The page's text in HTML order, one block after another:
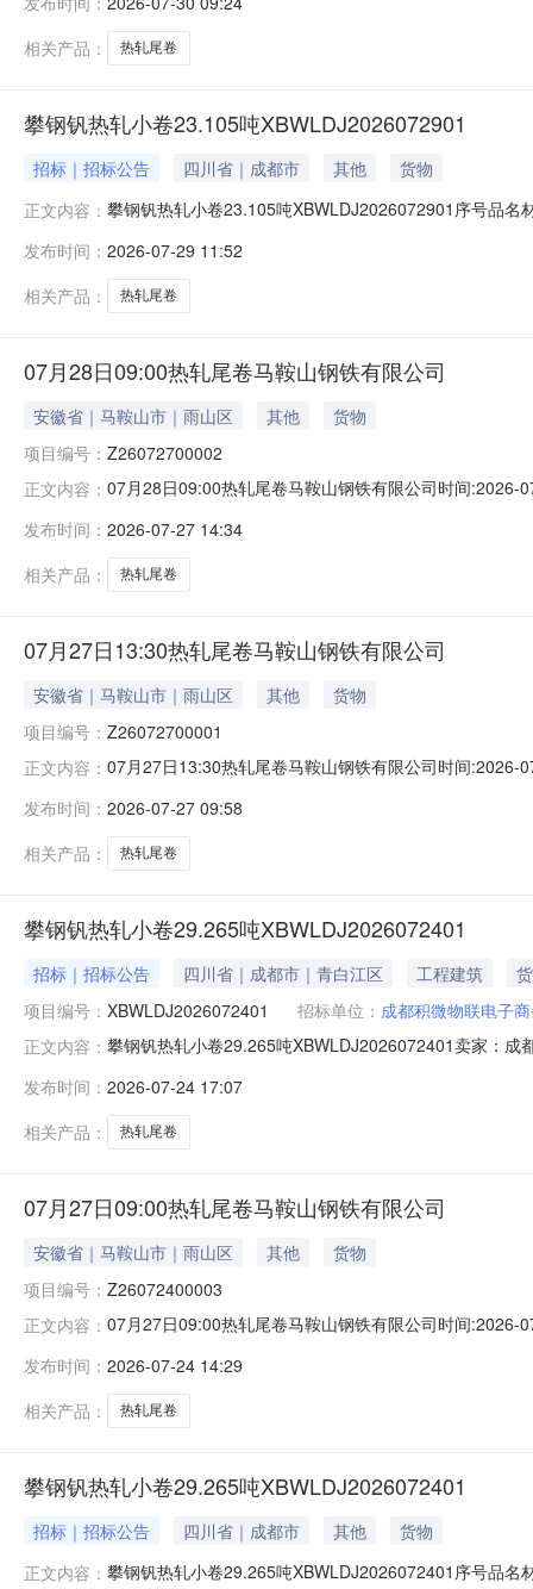
1/2.22折边(因非计划产品的特殊性，可能存在与描述不
相关产品：
热轧尾卷
攀钢钒热轧小卷23.105吨XBWLDJ2026072901
招标｜招标公告 四川省｜成都市 其他
货物
正文内容： 攀钢钒热轧小卷23.105吨XBWLDJ2026072901序号品
卷）PWB1.8*1250*C攀钢钒1/2.215折边(因非计划产品
发布时间： 2026-07-29 11:52
相关产品：
热轧尾卷
07月28日09:00热轧尾卷马鞍山钢铁有限公司
安徽省｜马鞍山市｜雨山区 其他
货物
项目编号： Z26072700002
正文内容： 07月28日09:00热轧尾卷马鞍山钢铁有限公司时间
保证金：￥1,700.00元交易保证金：￥1,700.00元竞价
发布时间： 2026-07-27 14:34
相关产品：
热轧尾卷
07月27日13:30热轧尾卷马鞍山钢铁有限公司
安徽省｜马鞍山市｜雨山区 其他
货物
项目编号： Z26072700001
正文内容： 07月27日13:30热轧尾卷马鞍山钢铁有限公司时间
保证金：￥1,700.00元交易保证金：￥1,700.00元竞价
发布时间： 2026-07-27 09:58
相关产品：
热轧尾卷
攀钢钒热轧小卷29.265吨XBWLDJ2026072401
招标｜招标公告 四川省｜成都市｜青白江区 工程建筑
项目编号： XBWLDJ2026072401 招标单位： 成都积微物联电子
正文内容： 攀钢钒热轧小卷29.265吨XBWLDJ2026072401卖家：
轧烂(因非计划产品的特殊性，可能存在与描述不符或其
发布时间： 2026-07-24 17:07
相关产品：
热轧尾卷
07月27日09:00热轧尾卷马鞍山钢铁有限公司
安徽省｜马鞍山市｜雨山区 其他
货物
项目编号： Z26072400003
正文内容： 07月27日09:00热轧尾卷马鞍山钢铁有限公司时间
保证金：￥1,700.00元交易保证金：￥1,700.00元竞价
发布时间： 2026-07-24 14:29
相关产品：
热轧尾卷
攀钢钒热轧小卷29.265吨XBWLDJ2026072401
招标｜招标公告 四川省｜成都市 其他
货物
正文内容： 攀钢钒热轧小卷29.265吨XBWLDJ2026072401序号品